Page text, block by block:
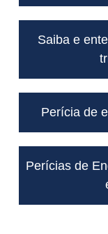
Saiba e
Perícia de
Perícias de